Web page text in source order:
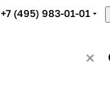
+7 (495) 983-01-01